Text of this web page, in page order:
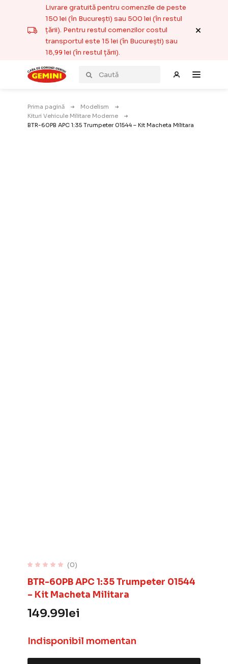
Livrare gratuită pentru comenzile de peste
150 lei (în București) sau 500 lei (în restul
țării). Pentru restul comenzilor costul
transportul este 15 lei (în București) sau
18,99 lei (în restul țării).
Prima pagină
Modelism
Kituri Vehicule Militare Moderne
BTR-60PB APC 1:35 Trumpeter 01544 – Kit Macheta Militara
(0)
BTR-60PB APC 1:35 Trumpeter 01544
– Kit Macheta Militara
149.99lei
Indisponibil momentan